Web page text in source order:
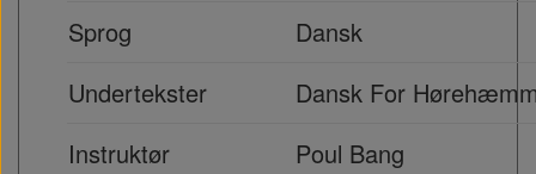
Sprog
Dansk
Undertekster
Dansk For
Instruktør
Poul Bang